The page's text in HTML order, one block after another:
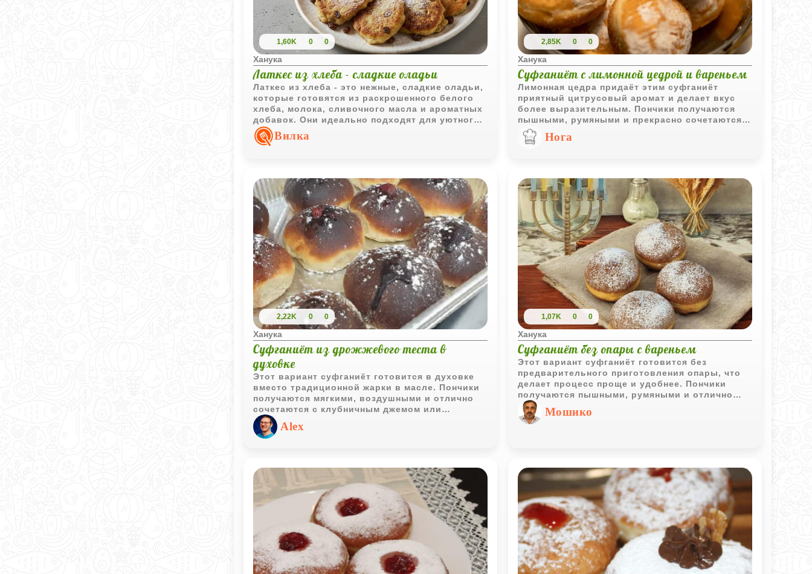
1,60K 0 0
Ханука
Латкес из хлеба - сладкие оладьи
Латкес из хлеба - это нежные, сладкие оладьи,
которые готовятся из раскрошенного белого
хлеба, молока, сливочного масла и ароматных
добавок. Они идеально подходят для уютного
завтрака, полдника или даже праздничного
стола, особенно на Хануку, когда жареные
Вилка
2,85K 0 0
Ханука
Суфганиёт с лимонной цедрой и вареньем
Лимонная цедра придаёт этим суфганиёт
приятный цитрусовый аромат и делает вкус
более выразительным. Пончики получаются
пышными, румяными и прекрасно сочетаются с
любой фруктовой начинкой.
Нога
2,22K 0 0
Ханука
Суфганиёт из дрожжевого теста в
духовке
Этот вариант суфганиёт готовится в духовке
вместо традиционной жарки в масле. Пончики
получаются мягкими, воздушными и отлично
сочетаются с клубничным джемом или
любимым вареньем.
Alex
1,07K 0 0
Ханука
Суфганиёт без опары с вареньем
Этот вариант суфганиёт готовится без
предварительного приготовления опары, что
делает процесс проще и удобнее. Пончики
получаются пышными, румяными и отлично
сочетаются с любым вареньем или джемом.
Мошико